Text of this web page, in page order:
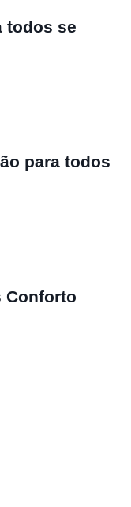
todos se
para todos
Conforto